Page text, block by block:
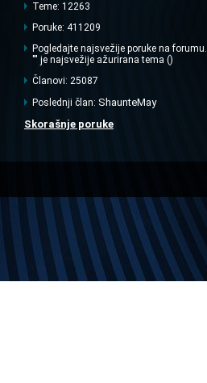
Teme: 12263
Poruke: 411209
Pogledajte najsvežije poruke na forumu.
"" je najsvežije ažurirana tema ()
Članovi: 25087
Poslednji član: ShaunteMay
Skorašnje poruke